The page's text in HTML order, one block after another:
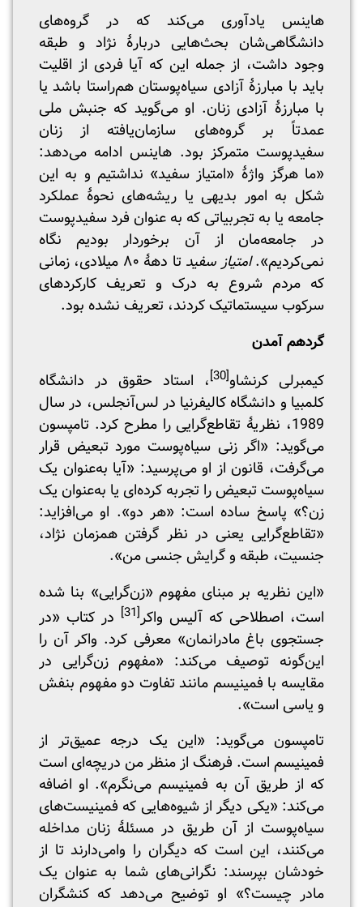
هاینس یادآوری می‌کند که در گروه‌های
دانشگاهی‌شان بحث‌هایی دربارۀ نژاد و طبقه
وجود داشت، از جمله این که آیا فردی از اقلیت
باید با مبارزۀ آزادی سیاه‌پوستان هم‌راستا باشد یا
با مبارزۀ آزادی زنان. او می‌گوید که جنبش ملی
عمدتاً بر گروه‌های سازمان‌یافته از زنان
سفیدپوست متمرکز بود. هاینس ادامه می‌دهد:
«ما هرگز واژۀ «امتیاز سفید» نداشتیم و به این
شکل به امور بدیهی یا ریشه‌های نحوۀ عملکرد
جامعه یا به تجربیاتی که به عنوان فرد سفیدپوست
در جامعه‌مان از آن برخوردار بودیم نگاه
نمی‌کردیم».امتیاز سفید
تا دهۀ ۸۰ میلادی، زمانی
که مردم شروع به درک و تعریف کارکردهای
سرکوب سیستماتیک کردند، تعریف نشده بود.
گردهم آمدن
کیمبرلی کرنشاو[30]
، استاد حقوق در دانشگاه
کلمبیا و دانشگاه کالیفرنیا در لس‌آنجلس، در سال
1989، نظریۀ تقاطع‌گرایی را مطرح کرد. تامپسون
می‌گوید: «اگر زنی سیاه‌پوست مورد تبعیض قرار
می‌گرفت، قانون از او می‌پرسید: «آیا به‌عنوان یک
سیاه‌پوست تبعیض را تجربه کرده‌ای یا به‌عنوان یک
زن؟» پاسخ ساده است: «هر دو». او می‌افزاید:
«تقاطع‌گرایی یعنی در نظر گرفتن همزمان نژاد،
جنسیت، طبقه و گرایش جنسی من».
«این نظریه بر مبنای مفهوم «زن‌گرایی» بنا شده
است، اصطلاحی که آلیس واکر
در کتاب «در
جستجوی باغ مادرانمان» معرفی کرد. واکر آن را
این‌گونه توصیف می‌کند: «مفهوم زن‌گرایی در
مقایسه با فمینیسم مانند تفاوت دو مفهوم بنفش
و یاسی است».
تامپسون می‌گوید: «این یک درجه عمیق‌تر از
فمینیسم است. فرهنگ از منظر من دریچه‌ای است
که از طریق آن به فمینیسم می‌نگرم». او اضافه
می‌کند: «یکی دیگر از شیوه‌هایی که فمینیست‌های
سیاه‌پوست از آن طریق در مسئلۀ زنان مداخله
می‌کنند، این است که دیگران را وامی‌دارند تا از
خودشان بپرسند: نگرانی‌های شما به عنوان یک
مادر چیست؟» او توضیح می‌دهد که کنشگران